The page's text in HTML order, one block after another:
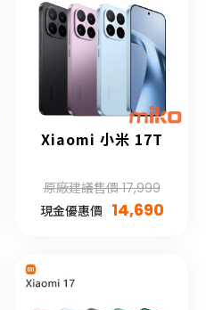
Xiaomi 小米 17T
原廠建議售價 17,999
現金優惠價 14,690